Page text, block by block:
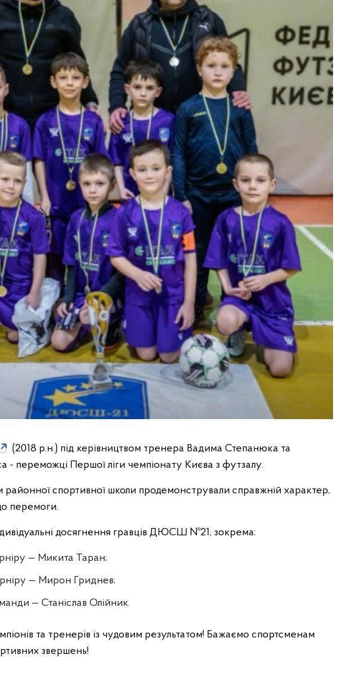
(2018 р.н.) під керівництвом тренера Вадима Степанюка та
- переможці Першої ліги чемпіонату Києва з футзалу.
районної спортивної школи продемонстрували справжній характер,
перемоги.
досягнення гравців ДЮСШ №21, зокрема:
— Микита Таран;
— Мирон Гриднев;
— Станіслав Олійник.
та тренерів із чудовим результатом! Бажаємо спортсменам
звершень!